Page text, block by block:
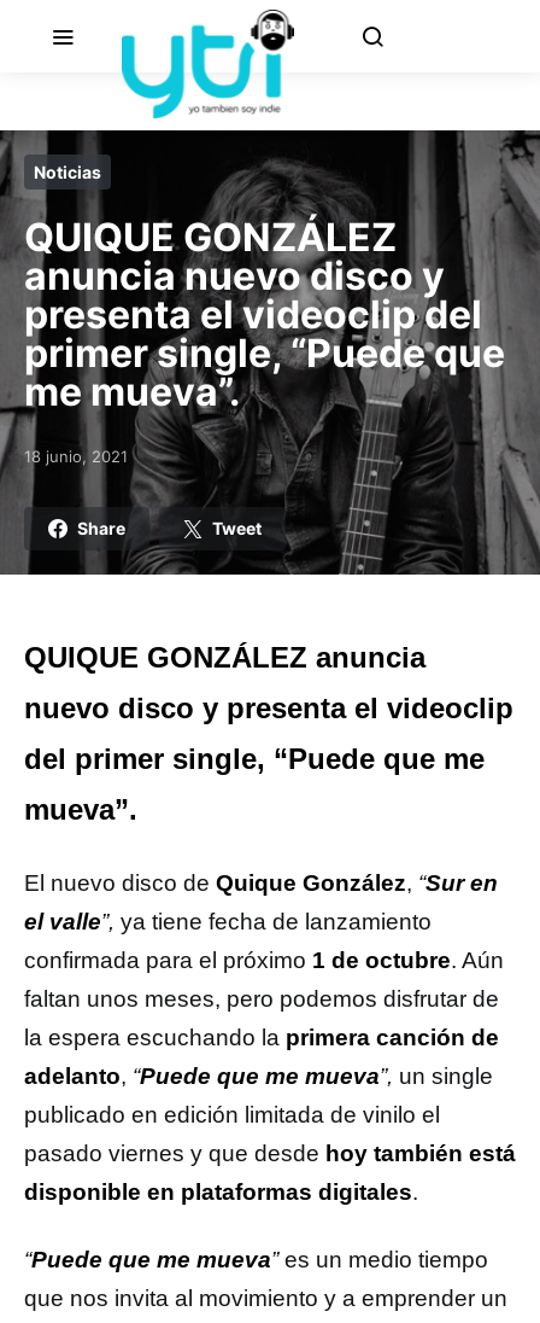
Noticias
QUIQUE GONZÁLEZ
anuncia nuevo disco y
presenta el videoclip del
primer single, “Puede que
me mueva”.
Posted on
18 junio, 2021
Share Tweet
QUIQUE GONZÁLEZ anuncia
nuevo disco y presenta el videoclip
del primer single, “Puede que me
mueva”.
El nuevo disco de Quique González, “Sur en
el valle”, ya tiene fecha de lanzamiento
confirmada para el próximo 1 de octubre. Aún
faltan unos meses, pero podemos disfrutar de
la espera escuchando la primera canción de
adelanto, “Puede que me mueva”, un single
publicado en edición limitada de vinilo el
pasado viernes y que desde hoy también está
disponible en plataformas digitales.
“Puede que me mueva”es un medio tiempo
que nos invita al movimiento y a emprender un